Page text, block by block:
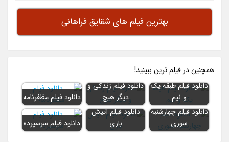
بهترین فیلم های شقایق فراهانی
همچنين در فيلم ترين ببينيد!
دانلود فیلم طبقه یک
و نیم
دانلود فیلم زندگی و
دیگر هیچ
دانلود فیلم مظفرنامه
دانلود فیلم چهارشنبه
سوری
دانلود فیلم آتیش
بازی
دانلود فیلم سرسپرده